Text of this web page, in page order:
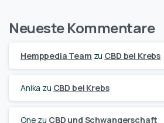
Neueste Kommentare
Hemppedia Team zu CBD bei Krebs
Anika zu CBD bei Krebs
One zu CBD und Schwangerschaft